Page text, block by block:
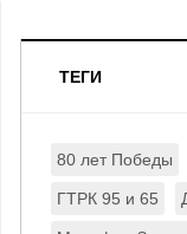
ТЕГИ
80 лет Победы
ГТРК 95 и 65